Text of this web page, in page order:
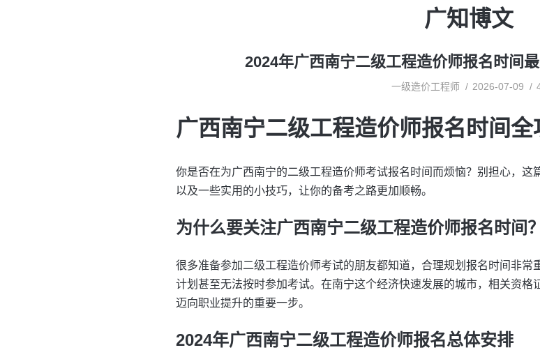
广知博文
2024年广西南宁二级工程造价师报名时间
一级造价工程师 2026-07-09
广西南宁二级工程造价师报名时间全
你是否在为广西南宁的二级工程造价师考试报名时间而烦恼？别担心，这
以及一些实用的小技巧，让你的备考之路更加顺畅。
为什么要关注广西南宁二级工程造价师报名时间？
很多准备参加二级工程造价师考试的朋友都知道，合理规划报名时间非常
计划甚至无法按时参加考试。在南宁这个经济快速发展的城市，相关资格
迈向职业提升的重要一步。
2024年广西南宁二级工程造价师报名总体安排